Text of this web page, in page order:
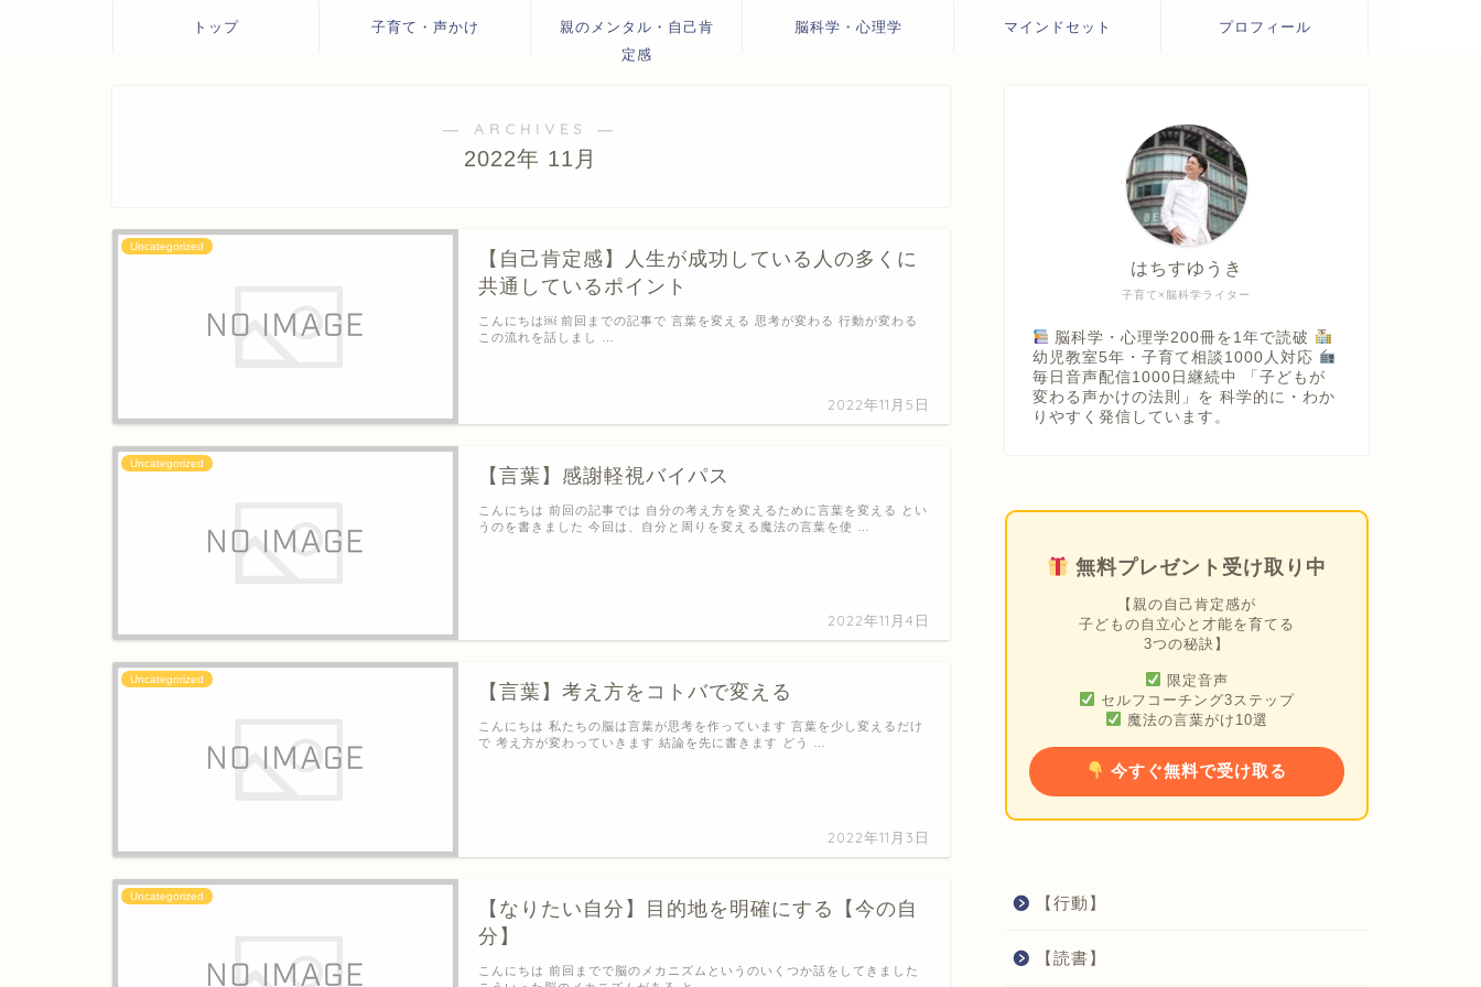
トップ 子育て・声かけ
親のメンタル・自己肯
定感
脳科学・心理学 マインドセット プロフィール
― ARCHIVES ―
2022年 11月
Uncategorized
【自己肯定感】人生が成功している人の多くに
共通しているポイント
2022年11月5日
こんにちは￼ 前回までの記事で 言葉を変える 思考が変わる 行動が変わる
この流れを話しまし …
Uncategorized
【言葉】感謝軽視バイパス
2022年11月4日
こんにちは 前回の記事では 自分の考え方を変えるために言葉を変える とい
うのを書きました 今回は、自分と周りを変える魔法の言葉を使 …
Uncategorized
【言葉】考え方をコトバで変える
2022年11月3日
こんにちは 私たちの脳は言葉が思考を作っています 言葉を少し変えるだけ
で 考え方が変わっていきます 結論を先に書きます どう …
Uncategorized
【なりたい自分】目的地を明確にする【今の自
分】
こんにちは 前回までで脳のメカニズムというのいくつか話をしてきました
子育て×脳科学ライター
はちすゆうき
脳科学・心理学200冊を1年で読破
幼児教室5年・子育て相談1000人対応
毎日音声配信1000日継続中 「子どもが
変わる声かけの法則」を 科学的に・わか
りやすく発信しています。
無料プレゼント受け取り中
【親の自己肯定感が
子どもの自立心と才能を育てる
3つの秘訣】
限定音声
セルフコーチング3ステップ
魔法の言葉がけ10選
今すぐ無料で受け取る
【行動】
【読書】